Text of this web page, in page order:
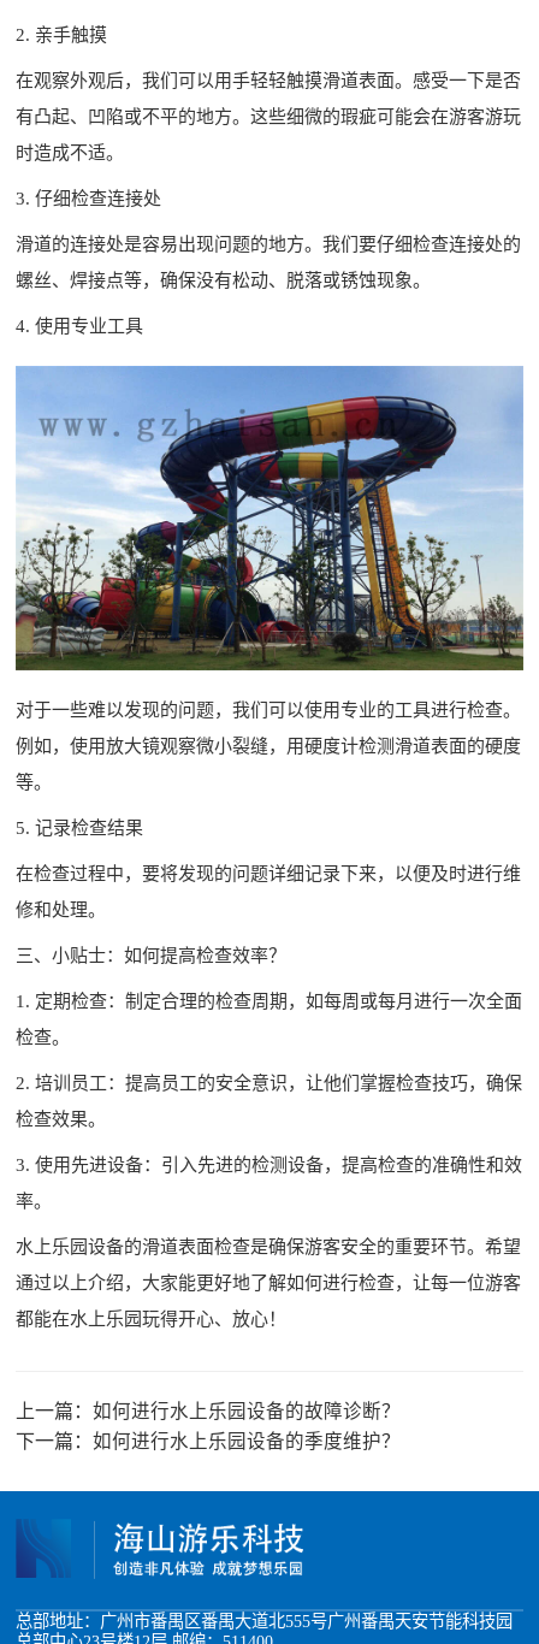
2. 亲手触摸
在观察外观后，我们可以用手轻轻触摸滑道表面。感受一下是否
有凸起、凹陷或不平的地方。这些细微的瑕疵可能会在游客游玩
时造成不适。
3. 仔细检查连接处
滑道的连接处是容易出现问题的地方。我们要仔细检查连接处的
螺丝、焊接点等，确保没有松动、脱落或锈蚀现象。
4. 使用专业工具
对于一些难以发现的问题，我们可以使用专业的工具进行检查。
例如，使用放大镜观察微小裂缝，用硬度计检测滑道表面的硬度
等。
5. 记录检查结果
在检查过程中，要将发现的问题详细记录下来，以便及时进行维
修和处理。
三、小贴士：如何提高检查效率？
1. 定期检查：制定合理的检查周期，如每周或每月进行一次全面
检查。
2. 培训员工：提高员工的安全意识，让他们掌握检查技巧，确保
检查效果。
3. 使用先进设备：引入先进的检测设备，提高检查的准确性和效
率。
水上乐园设备的滑道表面检查是确保游客安全的重要环节。希望
通过以上介绍，大家能更好地了解如何进行检查，让每一位游客
都能在水上乐园玩得开心、放心！
上一篇：如何进行水上乐园设备的故障诊断？
下一篇：如何进行水上乐园设备的季度维护？
总部地址：广州市番禺区番禺大道北555号广州番禺天安节能科技园